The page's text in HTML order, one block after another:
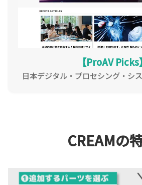
【ProAV Picks】
日本デジタル・プロセシング・シ
CREAMの